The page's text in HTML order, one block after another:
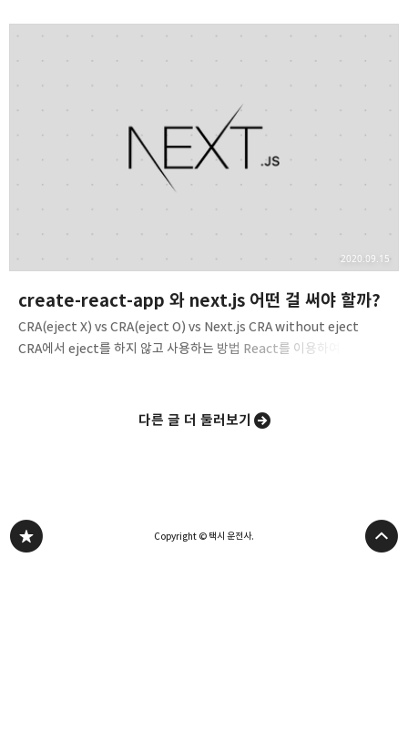
구성하며 이를 통해 추가 query와 mutation이 실행될 때 최신 상태로
아쉽게도 최신 스펙인 getServerSideProps나 getStaticProps를
create-react-app 와 next.js 어떤 걸 써야 할까?
2020.09.15
CRA(eject X) vs CRA(eject O) vs Next.js CRA without eject
CRA에서 eject를 하지 않고 사용하는 방법 React를 이용하여
scripts로 인한 추상화로 설정 flow 이해가 힘듬 추상화 정도가 높아서
SSR을 자체적으…
다른 글 더 둘러보기
Copyright © 택시 운전사.